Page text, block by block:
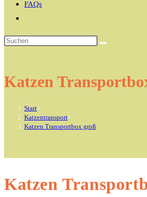
FAQs
umschalten
Katzen
Start>
Katzentransport>
Katzen Transportbox groß
Katzen